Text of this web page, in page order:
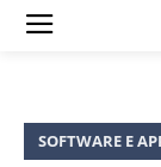
SOFTWARE E